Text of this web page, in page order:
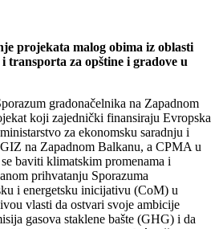
projekata malog obima iz oblasti
transporta za opštine i gradove u
gradonačelnika na Zapadnom
koji zajednički finansiraju Evropska
za ekonomsku saradnju i
na Zapadnom Balkanu, a CPMA u
baviti klimatskim promenama i
prihvatanju Sporazuma
i energetsku inicijativu (CoM) u
vlasti da ostvari svoje ambicije
gasova staklene bašte (GHG) i da